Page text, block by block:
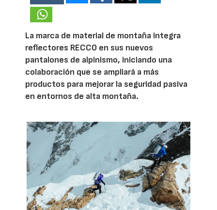
La marca de material de montaña integra
reflectores RECCO en sus nuevos
pantalones de alpinismo, iniciando una
colaboración que se ampliará a más
productos para mejorar la seguridad pasiva
en entornos de alta montaña.